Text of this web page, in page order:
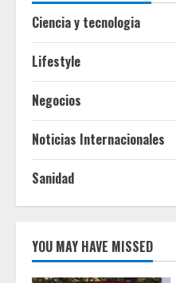
Ciencia y tecnologia
Lifestyle
Negocios
Noticias Internacionales
Sanidad
YOU MAY HAVE MISSED